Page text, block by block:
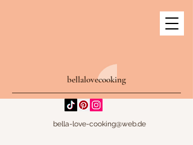
bellalovecooking
bella-love-cooking@web.de